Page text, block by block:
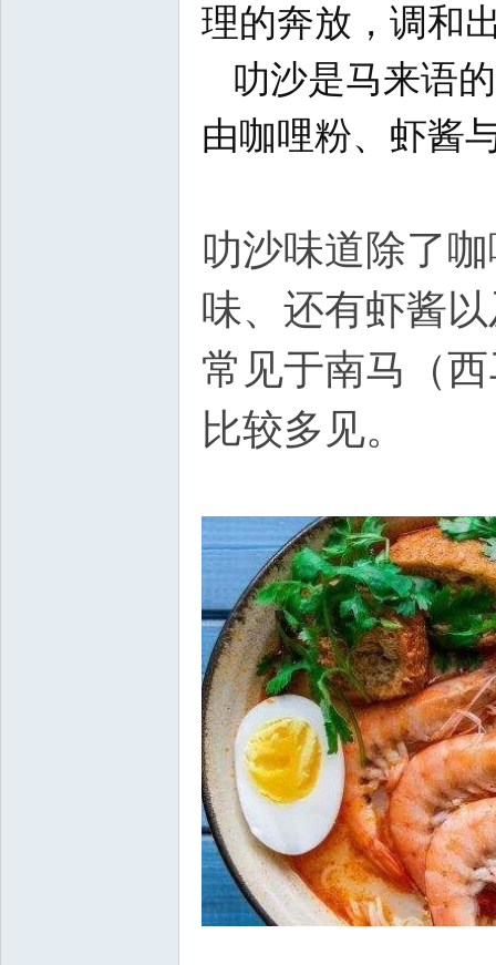
理的奔放，调和
叻沙是马来语
由咖哩粉、虾酱
叻沙味道除了
味、还有虾酱
常见于南马（
比较多见。